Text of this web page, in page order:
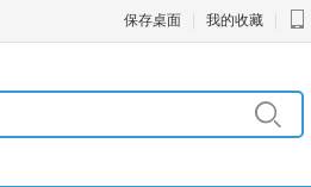
保存桌面 我的收藏